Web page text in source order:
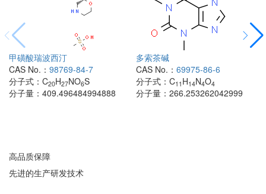
甲磺酸瑞波西汀
CAS No.： 98769-84-7
分子式： C20H27NO6S
分子量： 409.496484994888
多索茶碱
CAS No.： 69975-86-6
分子式： C11 H14N4O4
分子量： 266.253262042999
高品质保障
先进的生产研发技术